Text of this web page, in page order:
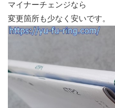
マイナーチェンジなら
変更箇所も少なく安いです。